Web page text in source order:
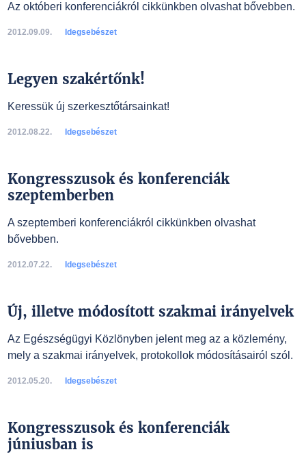
Az októberi konferenciákról cikkünkben olvashat bővebben.
2012.09.09. Idegsebészet
Legyen szakértőnk!
Keressük új szerkesztőtársainkat!
2012.08.22. Idegsebészet
Kongresszusok és konferenciák
szeptemberben
A szeptemberi konferenciákról cikkünkben olvashat
bővebben.
2012.07.22. Idegsebészet
Új, illetve módosított szakmai irányelvek
Az Egészségügyi Közlönyben jelent meg az a közlemény,
mely a szakmai irányelvek, protokollok módosításairól szól.
2012.05.20. Idegsebészet
Kongresszusok és konferenciák
júniusban is